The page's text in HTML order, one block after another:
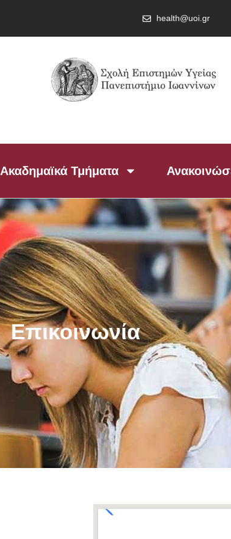
health@uoi.gr
Ακαδημαϊκά Τμήματα
Επικοινωνία